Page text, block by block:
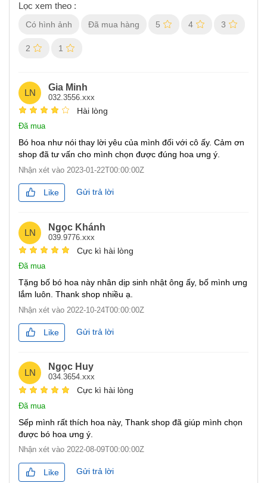
Lọc xem theo :
Có hình ảnh Đã mua hàng 5 4 3
2 1
LN
Gia Minh
032.3556.xxx
Hài lòng
Đã mua
Bó hoa như nói thay lời yêu của mình đối với cô ấy. Cảm ơn
shop đã tư vấn cho mình chọn được đúng hoa ưng ý.
Nhận xét vào 2023-01-22T00:00:00Z
Like Gửi trả lời
LN
Ngọc Khánh
039.9776.xxx
Cực kì hài lòng
Đã mua
Tặng bố bó hoa này nhân dịp sinh nhật ông ấy, bố mình ưng
lắm luôn. Thank shop nhiều ạ.
Nhận xét vào 2022-10-24T00:00:00Z
Like Gửi trả lời
LN
Ngọc Huy
034.3654.xxx
Cực kì hài lòng
Đã mua
Sếp mình rất thích hoa này, Thank shop đã giúp mình chọn
được bó hoa ưng ý.
Nhận xét vào 2022-08-09T00:00:00Z
Like Gửi trả lời